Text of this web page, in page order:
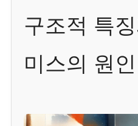
구조적 특
미스의 원인